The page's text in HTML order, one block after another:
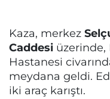
Kaza, merkez
Caddesi üzerinde,
Hastanesi
meydana geldi.
iki araç karıştı.